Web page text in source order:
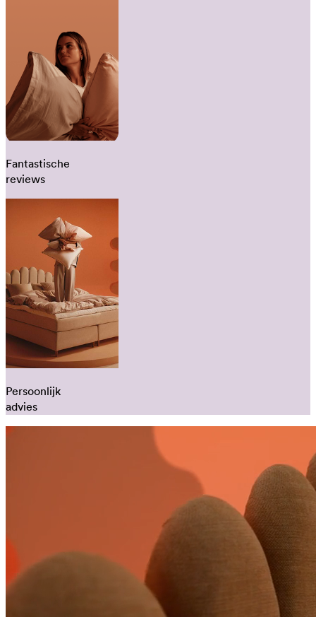
Fantastische
reviews
Persoonlijk
advies